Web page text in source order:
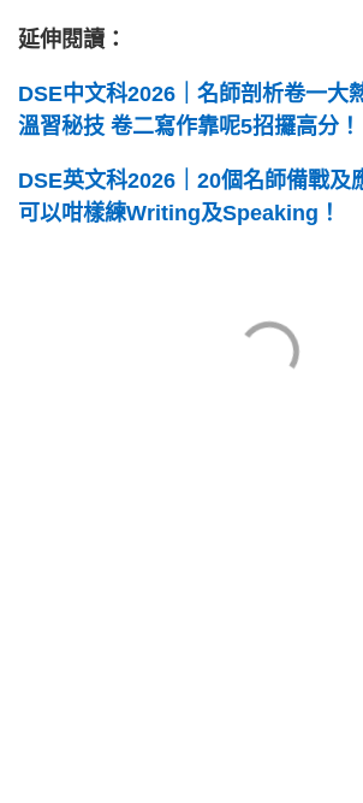
延伸閱讀：
DSE中文科2026｜名師剖析卷一大
溫習秘技 卷二寫作靠呢5招攞高分！
DSE英文科2026｜20個名師備戰及
可以咁樣練Writing及Speaking！